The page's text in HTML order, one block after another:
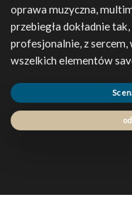
oprawa muzyczna,
przebiegła dokładnie
profesjonalnie, z
wszelkich elementów